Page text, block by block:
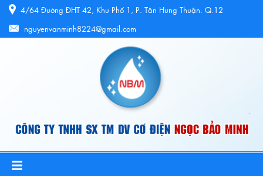
4/64 Đường ĐHT 42, Khu Phố 1, P. Tân Hưng Thuận. Q.12
nguyenvanminh8224@gmail.com